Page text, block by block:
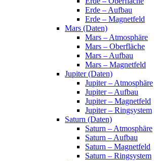
Erde – Aufbau
Erde – Magnetfeld
Mars (Daten)
Mars – Atmosphäre
Mars – Oberfläche
Mars – Aufbau
Mars – Magnetfeld
Jupiter (Daten)
Jupiter – Atmosphäre
Jupiter – Aufbau
Jupiter – Magnetfeld
Jupiter – Ringsystem
Saturn (Daten)
Saturn – Atmosphäre
Saturn – Aufbau
Saturn – Magnetfeld
Saturn – Ringsystem